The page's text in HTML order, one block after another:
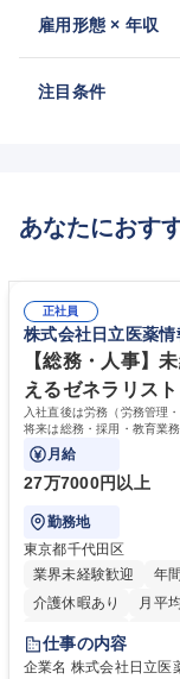
雇用形態 × 年収
注目条件
あなたにおす
正社員
株式会社日立医薬
【総務・人事】
えるゼネラリス
入社直後は労務（労務管理
将来は総務・採用・教育業
ます。
月給
27万7000円以上
勤務地
東京都千代田区
業界未経験歓迎
年
介護休暇あり
月平
住宅手当あり
育休あり
完全週休2
仕事の内容
企業名 株式会社日立医薬情報ソリ